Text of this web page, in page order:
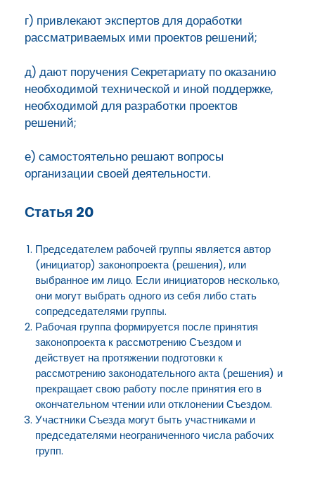
г) привлекают экспертов для доработки
рассматриваемых ими проектов решений;
д) дают поручения Секретариату по оказанию
необходимой технической и иной поддержке,
необходимой для разработки проектов
решений;
е) самостоятельно решают вопросы
организации своей деятельности.
Статья 20
Председателем рабочей группы является автор
(инициатор) законопроекта (решения), или
выбранное им лицо. Если инициаторов несколько,
они могут выбрать одного из себя либо стать
сопредседателями группы.
Рабочая группа формируется после принятия
законопроекта к рассмотрению Съездом и
действует на протяжении подготовки к
рассмотрению законодательного акта (решения) и
прекращает свою работу после принятия его в
окончательном чтении или отклонении Съездом.
Участники Съезда могут быть участниками и
председателями неограниченного числа рабочих
групп.